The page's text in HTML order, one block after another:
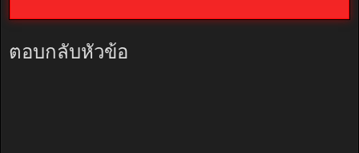
ตอบกลับหัวข้อ